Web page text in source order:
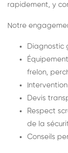
rapidement, y
Notre
Diagnostic
frelon,
Devis
Respect
de la
Conseils